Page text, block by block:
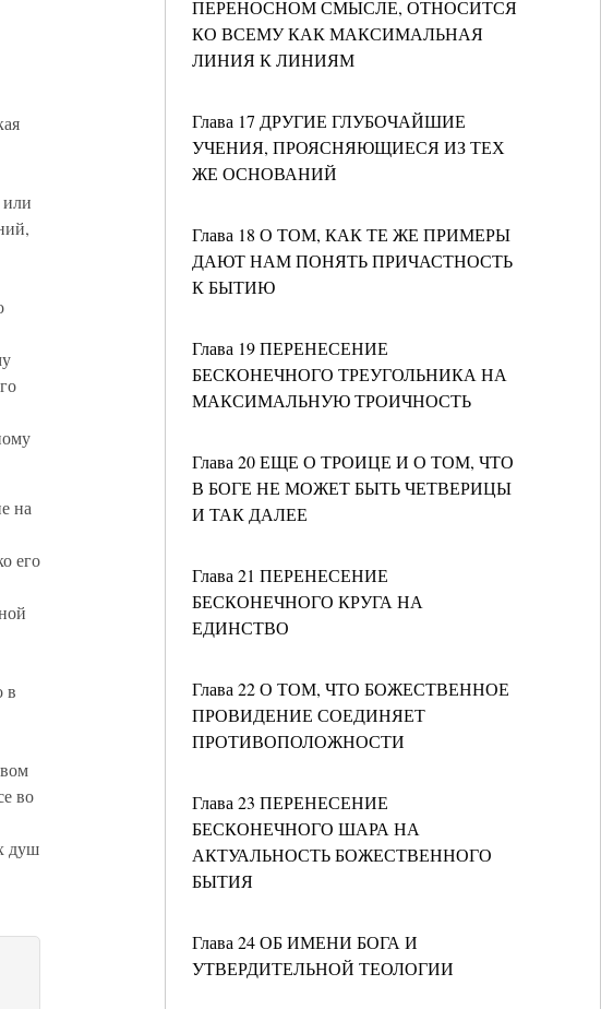
ПЕРЕНОСНОМ СМЫСЛЕ, ОТНОСИТСЯ
КО ВСЕМУ КАК МАКСИМАЛЬНАЯ
ЛИНИЯ К ЛИНИЯМ
Глава 17 ДРУГИЕ ГЛУБОЧАЙШИЕ
УЧЕНИЯ, ПРОЯСНЯЮЩИЕСЯ ИЗ ТЕХ
ЖЕ ОСНОВАНИЙ
Глава 18 О ТОМ, КАК ТЕ ЖЕ ПРИМЕРЫ
ДАЮТ НАМ ПОНЯТЬ ПРИЧАСТНОСТЬ
К БЫТИЮ
Глава 19 ПЕРЕНЕСЕНИЕ
БЕСКОНЕЧНОГО ТРЕУГОЛЬНИКА НА
МАКСИМАЛЬНУЮ ТРОИЧНОСТЬ
Глава 20 ЕЩЕ О ТРОИЦЕ И О ТОМ, ЧТО
В БОГЕ НЕ МОЖЕТ БЫТЬ ЧЕТВЕРИЦЫ
И ТАК ДАЛЕЕ
Глава 21 ПЕРЕНЕСЕНИЕ
БЕСКОНЕЧНОГО КРУГА НА
ЕДИНСТВО
Глава 22 О ТОМ, ЧТО БОЖЕСТВЕННОЕ
ПРОВИДЕНИЕ СОЕДИНЯЕТ
ПРОТИВОПОЛОЖНОСТИ
Глава 23 ПЕРЕНЕСЕНИЕ
БЕСКОНЕЧНОГО ШАРА НА
АКТУАЛЬНОСТЬ БОЖЕСТВЕННОГО
БЫТИЯ
Глава 24 ОБ ИМЕНИ БОГА И
УТВЕРДИТЕЛЬНОЙ ТЕОЛОГИИ
на
его
в
во
душ